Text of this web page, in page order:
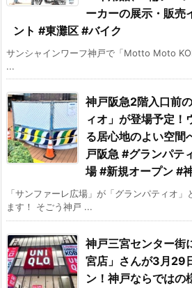
ーカーの展示・販売
ント #東灘区 #バイク
サンシャインワーフ神戸で「Motto Moto
...
神戸阪急2階入口前
ィオ」が登場予定！
る居心地のよい空間
戸阪急 #グランパテ
場 #新規オープン #
「サンファーレ広場」が「グランパティオ」
ます！ そごう神戸 ...
神戸三宮センター街
宮店」さんが3月29
ン！神戸ならではの